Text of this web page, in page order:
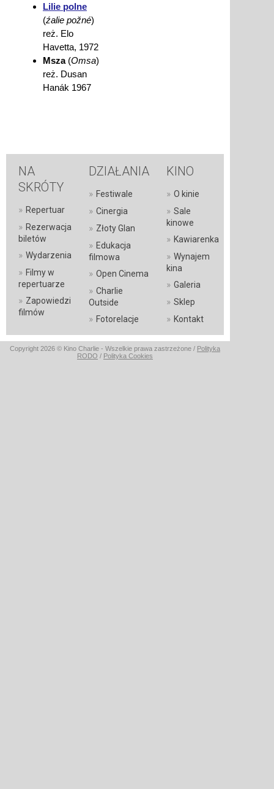
Lilie polne
(źalie požné)
reż. Elo
Havetta, 1972
Msza(Omsa)
reż. Dusan
Hanák 1967
NA
SKRÓTY
» Repertuar
» Rezerwacja
biletów
» Wydarzenia
» Filmy w
repertuarze
» Zapowiedzi
filmów
DZIAŁANIA
» Festiwale
» Cinergia
» Złoty Glan
» Edukacja
filmowa
» Open Cinema
» Charlie
Outside
» Fotorelacje
KINO
» O kinie
» Sale
kinowe
» Kawiarenka
» Wynajem
kina
» Galeria
» Sklep
» Kontakt
Copyright 2026 © Kino Charlie - Wszelkie prawa zastrzeżone / Polityka
RODO / Polityka Cookies